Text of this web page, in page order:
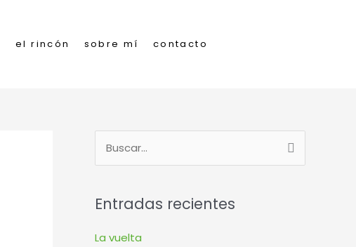
el rincón sobre mí contacto
c
a
Entradas recientes
La vuelta